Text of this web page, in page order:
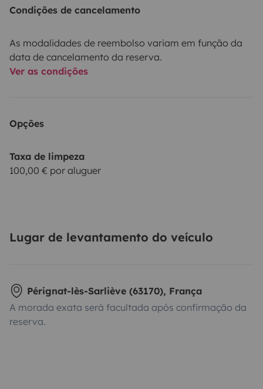
Condições de cancelamento
As modalidades de reembolso variam em função da
data de cancelamento da reserva.
Ver as condições
Opções
Taxa de limpeza
100,00 € por aluguer
Lugar de levantamento do veículo
Pérignat-lès-Sarliève (63170), França
A morada exata será facultada após confirmação da
reserva.